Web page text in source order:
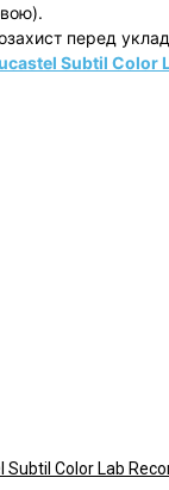
перед
Subtil Color
Color Lab